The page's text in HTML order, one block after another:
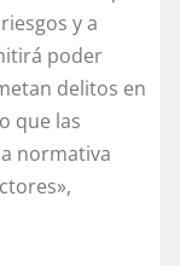
y a
poder
delitos en
que las
normativa